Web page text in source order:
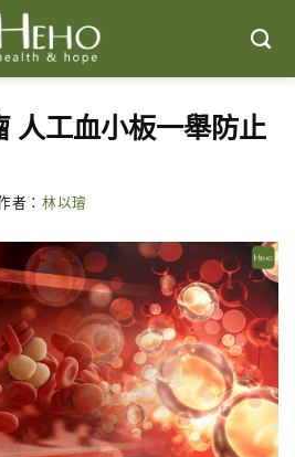
人工血小板一舉防止
者： 林以璿